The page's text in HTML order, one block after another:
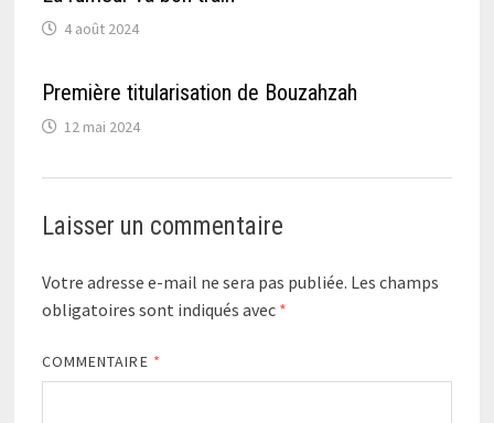
4 août 2024
Première titularisation de Bouzahzah
12 mai 2024
Laisser un commentaire
Votre adresse e-mail ne sera pas publiée. Les champs
obligatoires sont indiqués avec *
COMMENTAIRE *